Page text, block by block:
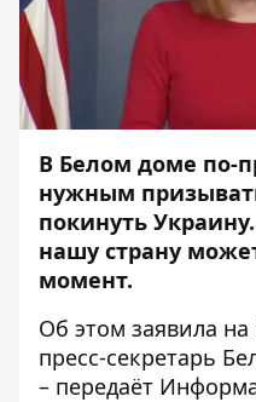
В Белом доме по-
нужным
покинуть
нашу страну
момент.
Об этом заявила
пресс-секретарь
– передаёт